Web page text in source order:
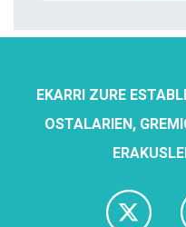
EKARRI ZURE
OSTALARIEN,